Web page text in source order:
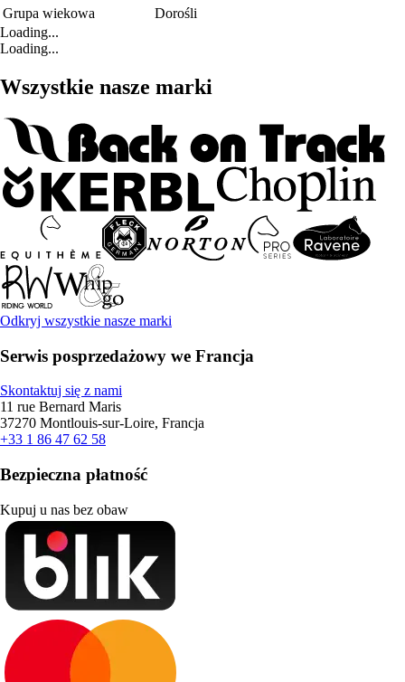
Grupa wiekowa
Dorośli
Loading...
Loading...
Wszystkie nasze marki
Odkryj wszystkie nasze marki
Serwis posprzedażowy we Francja
Skontaktuj się z nami
11 rue Bernard Maris
37270 Montlouis-sur-Loire, Francja
+33 1 86 47 62 58
Bezpieczna płatność
Kupuj u nas bez obaw